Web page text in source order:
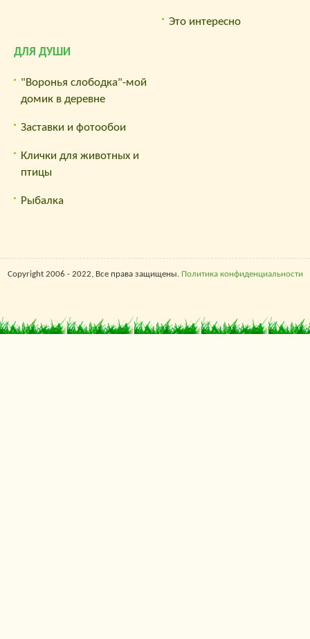
Это интересно
ДЛЯ ДУШИ
"Воронья слободка"-мой
домик в деревне
Заставки и фотообои
Клички для животных и
птицы
Рыбалка
Copyright 2006 - 2022, Все права защищены. Политика конфиденциальности